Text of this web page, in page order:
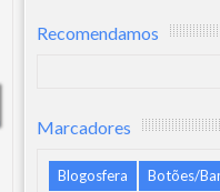
Recomendamos
Marcadores
Blogosfera Botões/